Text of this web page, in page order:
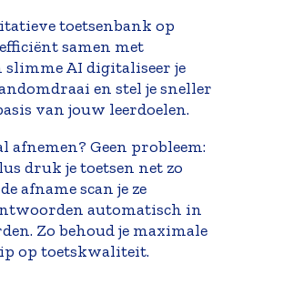
toetsenbank op
samen met
slimme AI digitaliseer je
en stel je sneller
van jouw leerdoelen.
Geen probleem:
druk je toetsen net zo
afname scan je ze
automatisch in
Zo behoud je maximale
op toetskwaliteit.